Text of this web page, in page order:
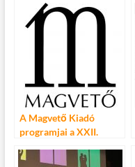
A Magvető Kiadó
programjai a XXII.
Könyvfesztiválon